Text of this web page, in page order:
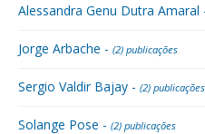
Alessandra Genu Dutra Amaral
Jorge Arbache - (2) publicações
Sergio Valdir Bajay - (2) publicações
Solange Pose - (2) publicações